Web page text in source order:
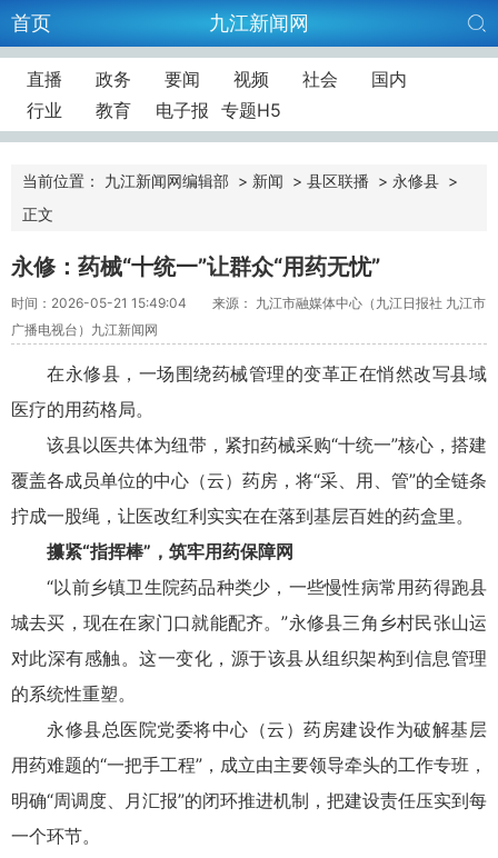
首页 九江新闻网
直播 政务 要闻 视频 社会
国内
行业
教育 电子报 专题H5
当前位置： 九江新闻网编辑部 > 新闻 > 县区联播 > 永修县 >
正文
永修：药械“十统一”让群众“用药无忧”
时间：2026-05-21 15:49:04
来源： 九江市融媒体中心（九江日报社 九江市
广播电视台）九江新闻网
在永修县，一场围绕药械管理的变革正在悄然改写县域
医疗的用药格局。
该县以医共体为纽带，紧扣药械采购“十统一”核心，搭建
覆盖各成员单位的中心（云）药房，将“采、用、管”的全链条
拧成一股绳，让医改红利实实在在落到基层百姓的药盒里。
攥紧“指挥棒”，筑牢用药保障网
“以前乡镇卫生院药品种类少，一些慢性病常用药得跑县
城去买，现在在家门口就能配齐。”永修县三角乡村民张山运
对此深有感触。这一变化，源于该县从组织架构到信息管理
的系统性重塑。
永修县总医院党委将中心（云）药房建设作为破解基层
用药难题的“一把手工程”，成立由主要领导牵头的工作专班，
明确“周调度、月汇报”的闭环推进机制，把建设责任压实到每
一个环节。